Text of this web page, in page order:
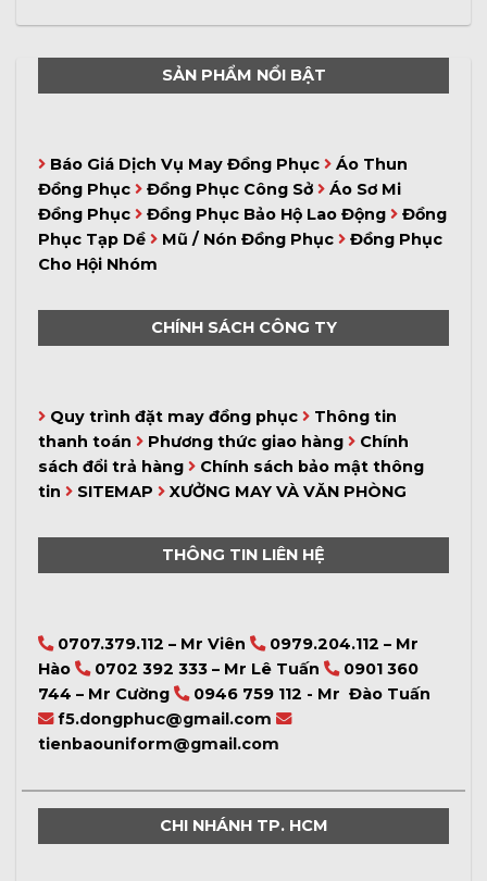
SẢN PHẨM NỔI BẬT
Báo Giá Dịch Vụ May Đồng Phục
Áo Thun
Đồng Phục
Đồng Phục Công Sở
Áo Sơ Mi
Đồng Phục
Đồng Phục Bảo Hộ Lao Động
Đồng
Phục Tạp Dề
Mũ / Nón Đồng Phục
Đồng Phục
Cho Hội Nhóm
CHÍNH SÁCH CÔNG TY
Quy trình đặt may đồng phục
Thông tin
thanh toán
Phương thức giao hàng
Chính
sách đổi trả hàng
Chính sách bảo mật thông
tin
SITEMAP XƯỞNG MAY VÀ VĂN PHÒNG
THÔNG TIN LIÊN HỆ
0707.379.112 – Mr Viên
0979.204.112 – Mr
Hào
0702 392 333 – Mr Lê Tuấn
0901 360
744 – Mr Cường
0946 759 112 - Mr Đào Tuấn
f5.dongphuc@gmail.com
tienbaouniform@gmail.com
CHI NHÁNH TP. HCM